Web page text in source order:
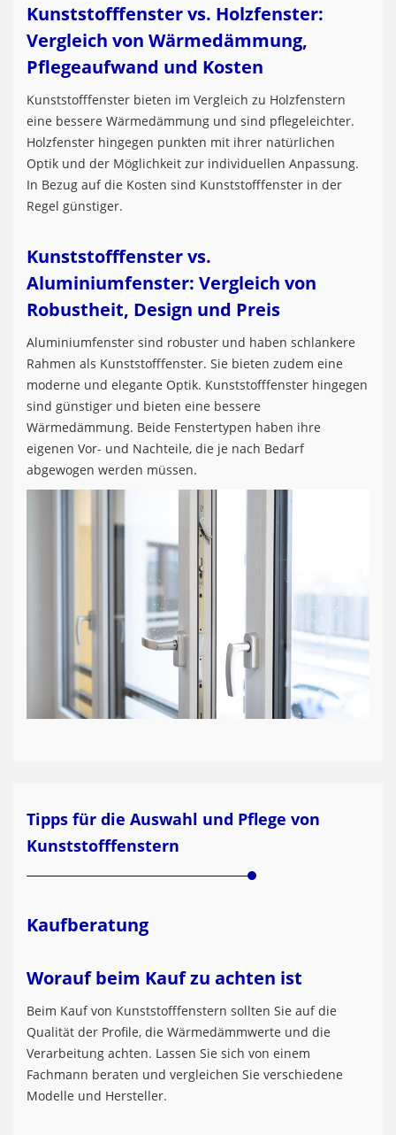
Kunststofffenster vs. Holzfenster:
Vergleich von Wärmedämmung,
Pflegeaufwand und Kosten
Kunststofffenster bieten im Vergleich zu Holzfenstern
eine bessere Wärmedämmung und sind pflegeleichter.
Holzfenster hingegen punkten mit ihrer natürlichen
Optik und der Möglichkeit zur individuellen Anpassung.
In Bezug auf die Kosten sind Kunststofffenster in der
Regel günstiger.
Kunststofffenster vs.
Aluminiumfenster: Vergleich von
Robustheit, Design und Preis
Aluminiumfenster sind robuster und haben schlankere
Rahmen als Kunststofffenster. Sie bieten zudem eine
moderne und elegante Optik. Kunststofffenster hingegen
sind günstiger und bieten eine bessere
Wärmedämmung. Beide Fenstertypen haben ihre
eigenen Vor- und Nachteile, die je nach Bedarf
abgewogen werden müssen.
Tipps für die Auswahl und Pflege von
Kunststofffenstern
Kaufberatung
Worauf beim Kauf zu achten ist
Beim Kauf von Kunststofffenstern sollten Sie auf die
Qualität der Profile, die Wärmedämmwerte und die
Verarbeitung achten. Lassen Sie sich von einem
Fachmann beraten und vergleichen Sie verschiedene
Modelle und Hersteller.